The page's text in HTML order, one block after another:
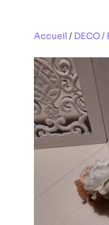
contenuAccueil / DECO /